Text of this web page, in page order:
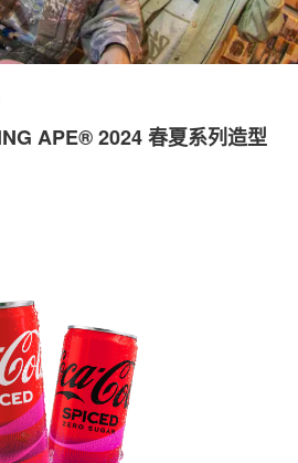
APE® 2024 春夏系列造型